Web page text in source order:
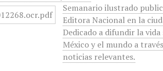
Semanario ilustrado
Editora Nacional en la
Dedicado a difundir la
México y el mundo a
noticias relevantes.